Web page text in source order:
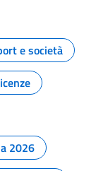
e società
2026